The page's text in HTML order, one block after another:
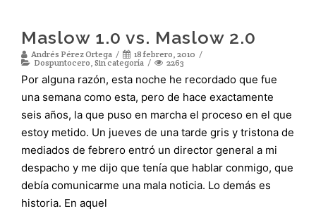
Maslow 1.0 vs. Maslow 2.0
Andrés Pérez Ortega
18 febrero, 2010
Dospuntocero, Sin categoría 2263
Por alguna razón, esta noche he recordado que fue
una semana como esta, pero de hace exactamente
seis años, la que puso en marcha el proceso en el que
estoy metido. Un jueves de una tarde gris y tristona de
mediados de febrero entró un director general a mi
despacho y me dijo que tenía que hablar conmigo, que
debía comunicarme una mala noticia. Lo demás es
historia. En aquel